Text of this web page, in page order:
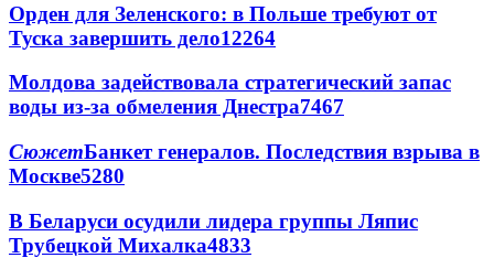
Орден для Зеленского: в Польше требуют от
Туска завершить дело12264
Молдова задействовала стратегический запас
воды из-за обмеления Днестра7467
СюжетБанкет генералов. Последствия взрыва в
Москве5280
В Беларуси осудили лидера группы Ляпис
Трубецкой Михалка4833